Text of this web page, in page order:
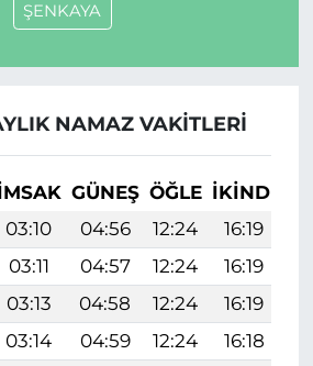
ŞENKAYA
NAMAZ VAKITLERI
GÜNEŞ ÖĞLE İKINDI
03:10 04:56 12:24 16:19
03:11 04:57 12:24 16:19
03:13 04:58 12:24 16:19
03:14 04:59 12:24 16:18